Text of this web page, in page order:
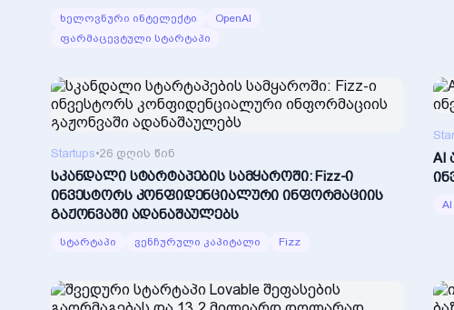
ხელოვნური ინტელექტი
OpenAI
ფარმაცევტული სტარტაპი
Startups•26 დღის წინ
სკანდალი სტარტაპების სამყაროში: Fizz-ი
ინვესტორს კონფიდენციალური ინფორმაციის
გაჟონვაში ადანაშაულებს
სტარტაპი ვენჩურული კაპიტალი Fizz
AI